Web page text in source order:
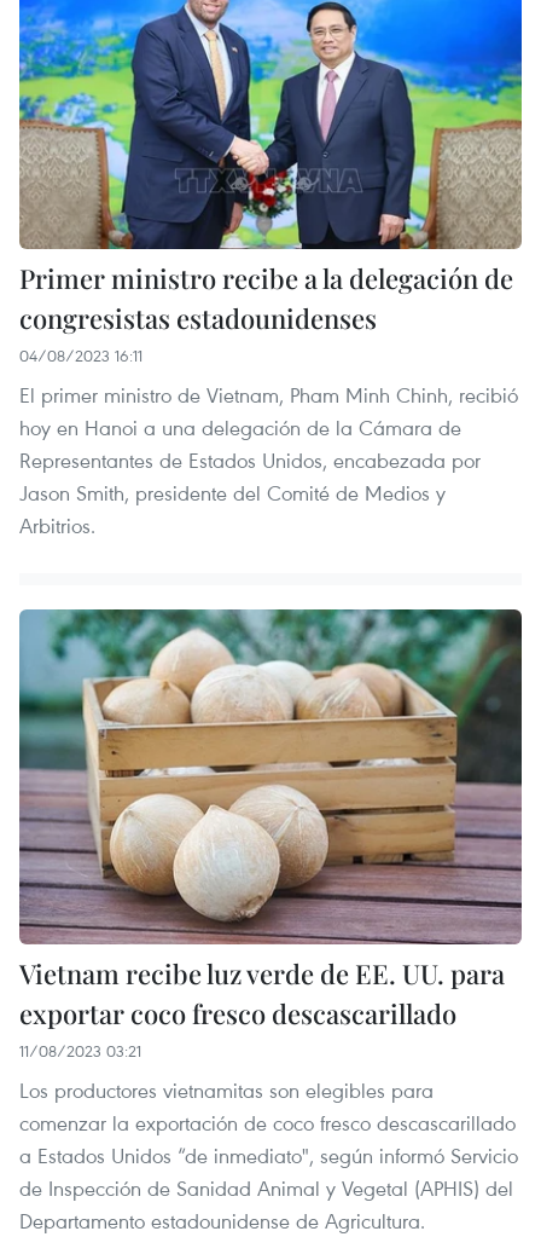
Primer ministro recibe a la delegación de
congresistas estadounidenses
04/08/2023 16:11
El primer ministro de Vietnam, Pham Minh Chinh, recibió
hoy en Hanoi a una delegación de la Cámara de
Representantes de Estados Unidos, encabezada por
Jason Smith, presidente del Comité de Medios y
Arbitrios.
Vietnam recibe luz verde de EE. UU. para
exportar coco fresco descascarillado
11/08/2023 03:21
Los productores vietnamitas son elegibles para
comenzar la exportación de coco fresco descascarillado
a Estados Unidos “de inmediato", según informó Servicio
de Inspección de Sanidad Animal y Vegetal (APHIS) del
Departamento estadounidense de Agricultura.